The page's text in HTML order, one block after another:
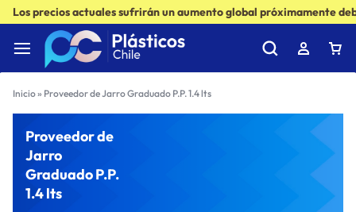
Los precios actuales sufrirán un aumento global próximamente
Inicio» Proveedor de Jarro Graduado P.P. 1.4 lts
Proveedor de
Jarro
Graduado P.P.
1.4 lts